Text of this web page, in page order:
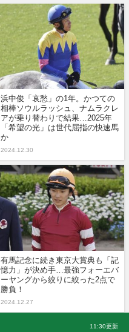
浜中俊「哀愁」の1年。かつての
相棒ソウルラッシュ、ナムラクレ
アが乗り替わりで結果…2025年
「希望の光」は世代屈指の快速馬
か
2024.12.30
有馬記念に続き東京大賞典も「記
憶力」が決め手…最強フォーエバ
ーヤングから絞りに絞った2点で
勝負！
2024.12.27
11:30更新